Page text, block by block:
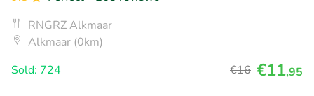
RNGRZ Alkmaar
Alkmaar (0km)
Sold: 724
€16 €11,95